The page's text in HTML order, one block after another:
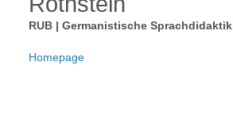
RUB | Germanistische Sprachdidaktik
Homepage